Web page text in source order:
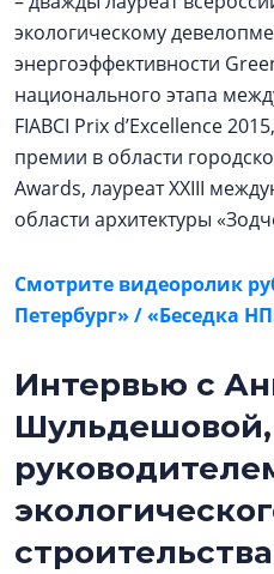
экологическому
энергоэффективности
национального этапа
FIABCI Prix d’Excellence
премии в области
Awards, лауреат XXIII
области архитектуры
Смотрите видеоролик
Петербург» / «Беседка
Интервью с
Шульдешовой,